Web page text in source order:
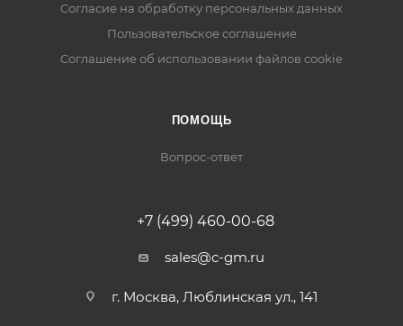
Cогласие на обработку персональных данных
Пользовательское соглашение
Cоглашение об использовании файлов cookie
ПОМОЩЬ
Вопрос-ответ
+7 (499) 460-00-68
sales@c-gm.ru
г. Москва, Люблинская ул., 141